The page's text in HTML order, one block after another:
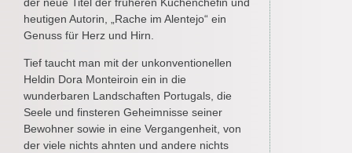
heutigen Autorin, „Rache im Alentejo“ ein
Genuss für Herz und Hirn.
Tief taucht man mit der unkonventionellen
Heldin Dora Monteiroin ein in die
wunderbaren Landschaften Portugals, die
Seele und finsteren Geheimnisse seiner
Bewohner sowie in eine Vergangenheit, von
der viele nichts ahnten und andere nichts